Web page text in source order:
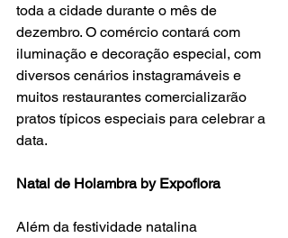
toda a cidade durante o mês de
dezembro. O comércio contará com
iluminação e decoração especial, com
diversos cenários instagramáveis e
muitos restaurantes comercializarão
pratos típicos especiais para celebrar a
data.
Natal de Holambra by Expoflora
Além da festividade natalina